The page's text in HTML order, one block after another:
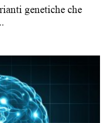
genetiche che